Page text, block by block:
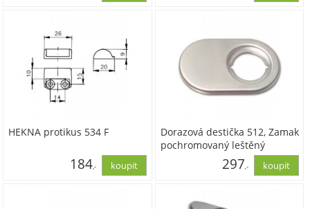
HEKNA protikus 534 F
184,-
Dorazová destička 512, Zamak
pochromovaný leštěný
297 ,-